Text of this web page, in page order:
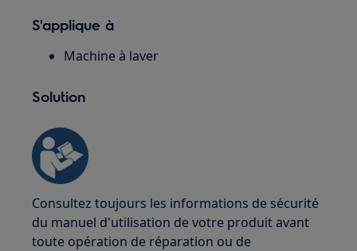
S'applique à
Machine à laver
Solution
Consultez toujours les informations de sécurité
du manuel d'utilisation de votre produit avant
toute opération de réparation ou de